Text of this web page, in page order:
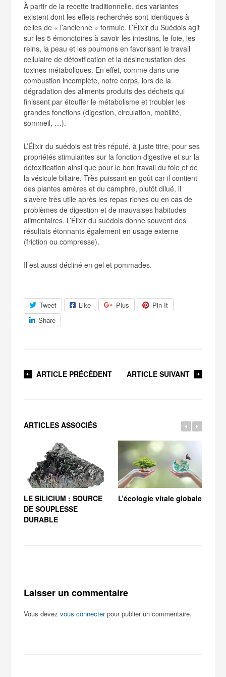
À partir de la recette traditionnelle, des variantes
existent dont les effets recherchés sont identiques à
celles de « l’ancienne » formule. L’Élixir du Suédois agit
sur les 5 émonctoires à savoir les intestins, le foie, les
reins, la peau et les poumons en favorisant le travail
cellulaire de détoxification et la désincrustation des
toxines métaboliques. En effet, comme dans une
combustion incomplète, notre corps, lors de la
dégradation des aliments produits des déchets qui
finissent par étouffer le métabolisme et troubler les
grandes fonctions (digestion, circulation, mobilité,
sommeil, …).
L’Élixir du suédois est très réputé, à juste titre, pour ses
propriétés stimulantes sur la fonction digestive et sur la
détoxification ainsi que pour le bon travail du foie et de
la vésicule biliaire. Très puissant en goût car il contient
des plantes amères et du camphre, plutôt dilué, il
s’avère très utile après les repas riches ou en cas de
problèmes de digestion et de mauvaises habitudes
alimentaires. L’Élixir du suédois donne souvent des
résultats étonnants également en usage externe
(friction ou compresse).
Il est aussi décliné en gel et pommades.
Tweet Like Plus
Pin It
Share
ARTICLE PRÉCÉDENT ARTICLE SUIVANT
ARTICLES ASSOCIÉS
LE SILICIUM : SOURCE
DE SOUPLESSE
DURABLE
L’écologie vitale globale
Laisser un commentaire
Vous devezvous connecterpour publier un commentaire.